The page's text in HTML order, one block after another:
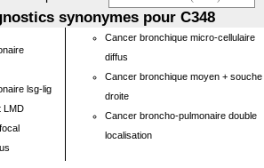
synonymes pour C348
lsg-lig
LMD
Cancer bronchique micro-cellulaire
diffus
Cancer bronchique moyen + souche
droite
Cancer broncho-pulmonaire double
localisation